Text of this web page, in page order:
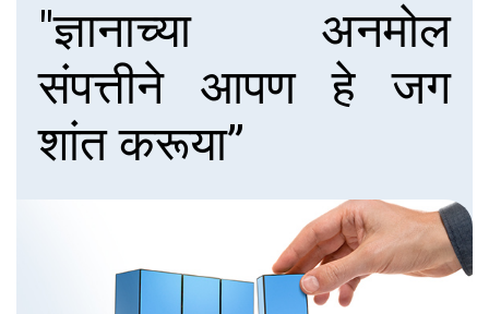
"ज्ञानाच्या अनमोल
संपत्तीने आपण हे जग
शांत करूया”